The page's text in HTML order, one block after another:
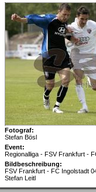
Fotograf:
Stefan Bösl
Event:
Regionalliga - FSV Frankfurt -
Bildbeschreibung:
FSV Frankfurt - FC Ingolstadt
Stefan Leitl